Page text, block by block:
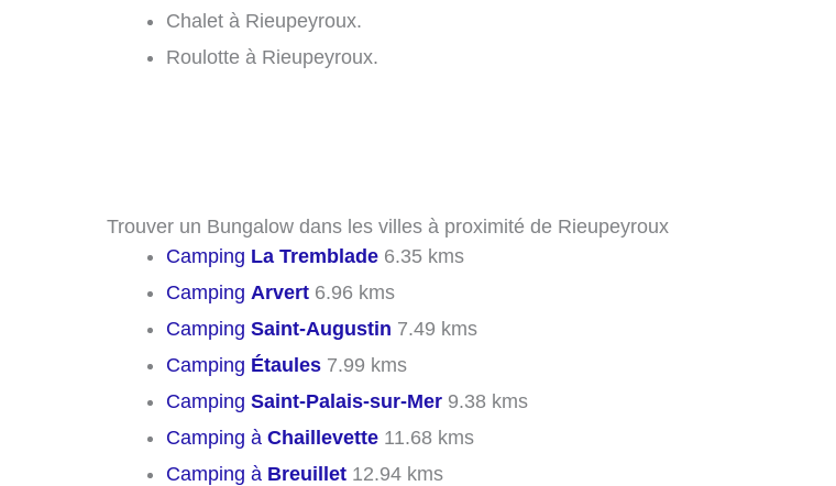
Chalet à Rieupeyroux.
Roulotte à Rieupeyroux.
Trouver un Bungalow dans les villes à proximité de Rieupeyroux
Camping La Tremblade 6.35 kms
Camping Arvert 6.96 kms
Camping Saint-Augustin 7.49 kms
Camping Étaules 7.99 kms
Camping Saint-Palais-sur-Mer 9.38 kms
Camping à Chaillevette 11.68 kms
Camping à Breuillet 12.94 kms